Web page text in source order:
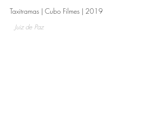
Taxitramas | Cubo Filmes | 2019​
Juiz de Paz